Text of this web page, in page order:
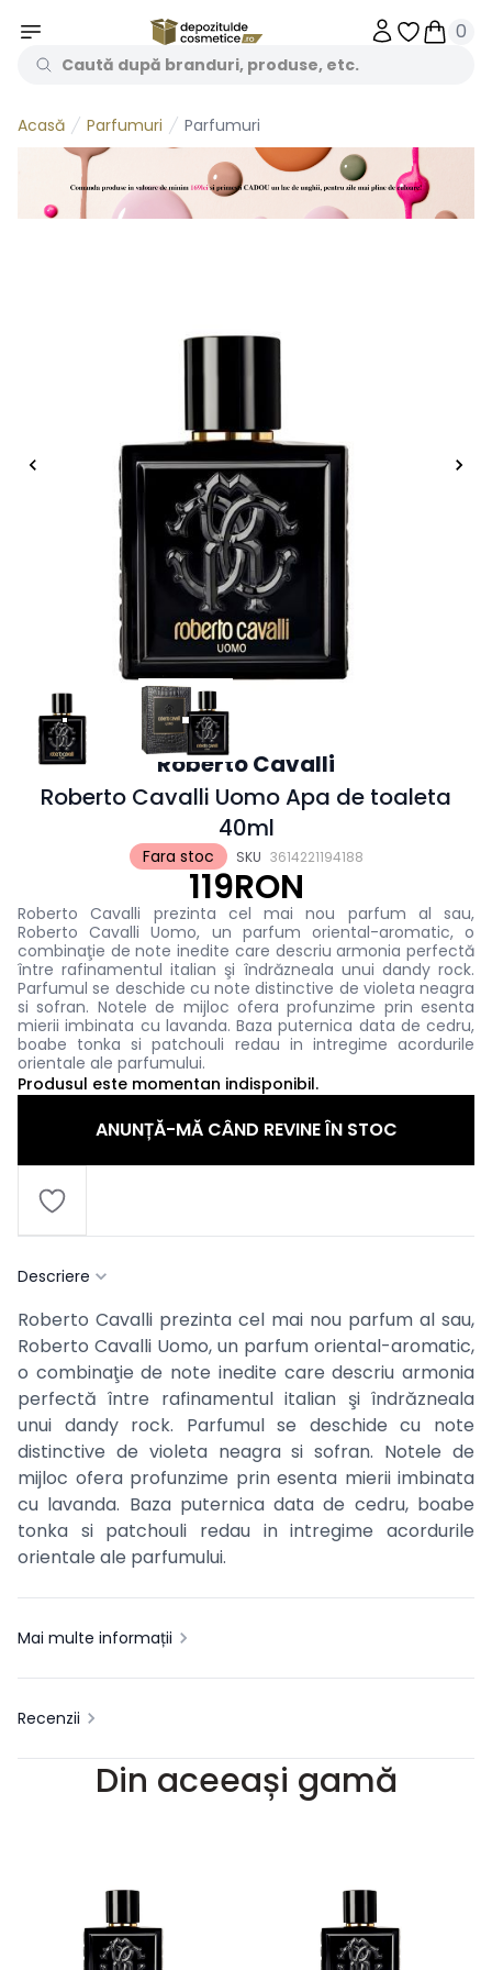
Obiecte
0
Acasă Parfumuri Parfumuri
Fara stoc SKU 3614221194188
Roberto Cavalli
Roberto Cavalli Uomo Apa de toaleta
40ml
119RON
Roberto Cavalli prezinta cel mai nou parfum al sau,
Roberto Cavalli Uomo, un parfum oriental-aromatic, o
combinaţie de note inedite care descriu armonia perfectă
între rafinamentul italian şi îndrăzneala unui dandy rock.
Parfumul se deschide cu note distinctive de violeta neagra
si sofran. Notele de mijloc ofera profunzime prin esenta
mierii imbinata cu lavanda. Baza puternica data de cedru,
boabe tonka si patchouli redau in intregime acordurile
orientale ale parfumului.
Produsul este momentan indisponibil.
ANUNȚĂ-MĂ CÂND REVINE ÎN STOC
Descriere
Roberto Cavalli prezinta cel mai nou parfum al sau,
Roberto Cavalli Uomo, un parfum oriental-aromatic,
o combinaţie de note inedite care descriu armonia
perfectă între rafinamentul italian şi îndrăzneala
unui dandy rock. Parfumul se deschide cu note
distinctive de violeta neagra si sofran. Notele de
mijloc ofera profunzime prin esenta mierii imbinata
cu lavanda. Baza puternica data de cedru, boabe
tonka si patchouli redau in intregime acordurile
orientale ale parfumului.
Mai multe informații
Recenzii
Din aceeași gamă